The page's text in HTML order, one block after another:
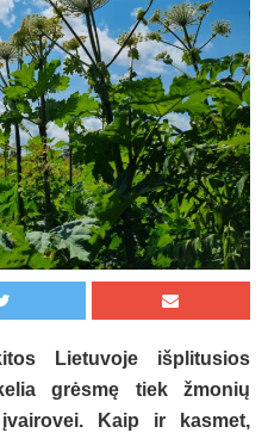
Lietuvoje išplitusios
grėsmę tiek žmonių
Kaip ir kasmet,